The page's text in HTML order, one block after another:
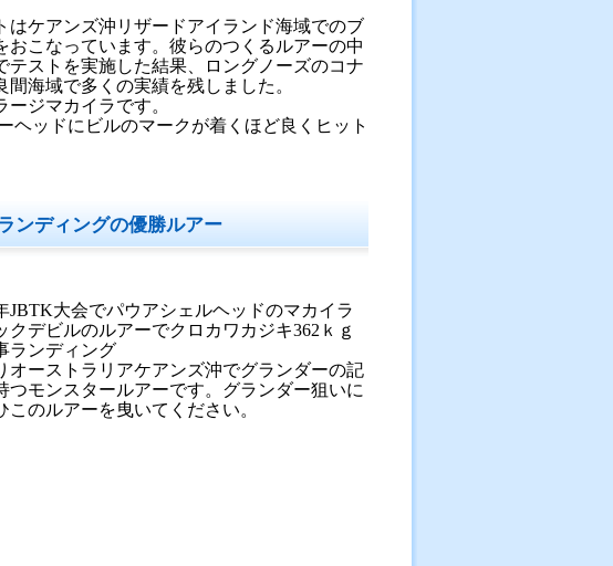
ケアンズ沖リザードアイランド海域でのブ
こなっています。彼らのつくるルアーの中
ストを実施した結果、ロングノーズのコナ
海域で多くの実績を残しました。
ジマカイラです。
ッドにビルのマークが着くほど良くヒット
ンディングの優勝ルアー
JBTK大会でパウアシェルヘッドのマカイラ
クデビルのルアーでクロカワカジキ362ｋｇ
ランディング
オーストラリアケアンズ沖でグランダーの記
つモンスタールアーです。グランダー狙いに
このルアーを曳いてください。